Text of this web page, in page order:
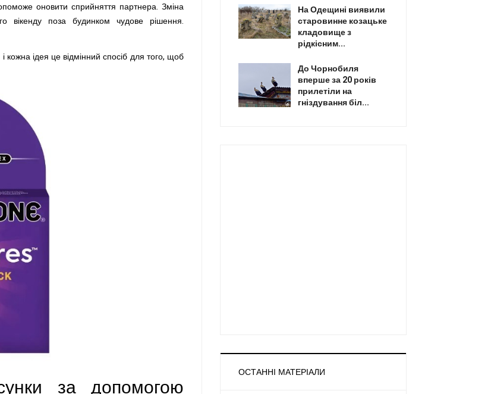
оновити сприйняття партнера. Зміна
вікенду поза будинком чудове рішення.
кожна ідея це відмінний спосіб для того, щоб
за допомогою
На Одещині виявили
старовинне козацьке
кладовище з
рідкісним...
До Чорнобиля
вперше за 20 років
прилетіли на
гніздування біл...
ОСТАННІ МАТЕРІАЛИ